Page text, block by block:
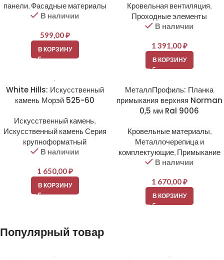
панели, Фасадные материалы
В наличии
599,00₽
В КОРЗИНУ
Кровельная вентиляция,
Проходные элементы
В наличии
1 391,00₽
В КОРЗИНУ
White Hills: Искусственный
камень Морэй 525-60
Искусственный камень,
Искусственный камень Серия
крупноформатный
В наличии
1 650,00₽
В КОРЗИНУ
МеталлПрофиль: Планка
примыкания верхняя Norman
0,5 мм Ral 9006
Кровельные материалы,
Металлочерепица и
комплектующие, Примыкание
В наличии
1 670,00₽
В КОРЗИНУ
Популярный товар